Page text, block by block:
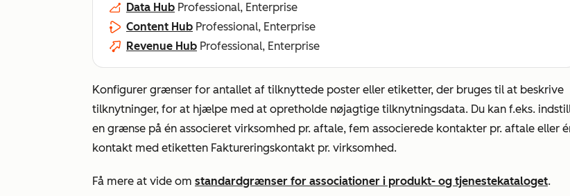
Data Hub Professional, Enterprise
Content Hub Professional, Enterprise
Revenue Hub Professional, Enterprise
Konfigurer grænser for antallet af tilknyttede poster eller etiketter, der bruges til at beskrive
tilknytninger, for at hjælpe med at opretholde nøjagtige tilknytningsdata. Du kan f.eks.
en grænse på én associeret virksomhed pr. aftale, fem associerede kontakter pr. aftale eller
kontakt med etiketten Faktureringskontakt pr. virksomhed.
Få mere at vide om standardgrænser for associationer i produkt- og tjenestekataloget.